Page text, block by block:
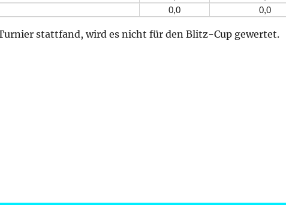
0,0 0,0
stattfand, wird es nicht für den Blitz-Cup gewertet.